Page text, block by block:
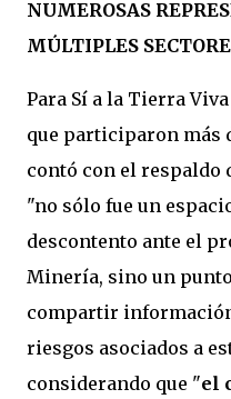
NUMEROSAS
MÚLTIPLES
Para Sí a la Tierra
que participaron más
contó con el respaldo
"no sólo fue un
descontento ante el
Minería, sino un
compartir
riesgos asociados a
considerando que "el